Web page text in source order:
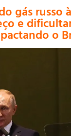
gás russo
e
o